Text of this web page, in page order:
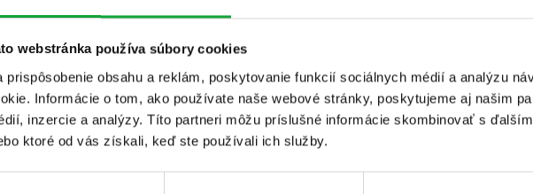
webstránka používa súbory cookies
prispôsobenie obsahu a reklám, poskytovanie funkcií sociálnych médií a analýzu
Informácie o tom, ako používate naše webové stránky, poskytujeme aj našim
inzercie a analýzy. Títo partneri môžu príslušné informácie skombinovať s
ktoré od vás získali, keď ste používali ich služby.